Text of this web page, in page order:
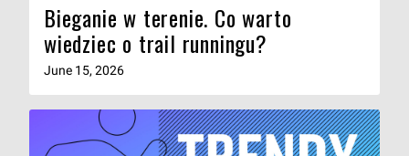
Bieganie w terenie. Co warto
wiedziec o trail runningu?
June 15, 2026